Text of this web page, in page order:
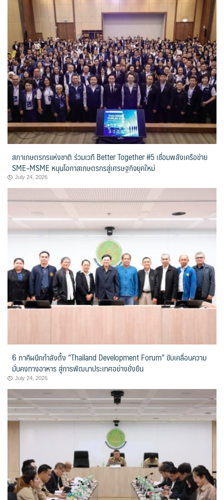
สภาเกษตรกรแห่งชาติ ร่วมเวที Better Together #5 เชื่อมพลังเครือข่าย
SME–MSME หนุนโอกาสเกษตรกรสู่เศรษฐกิจยุคใหม่
July 24, 2026
6 ภาคีผนึกกำลังตั้ง “Thailand Development Forum” ขับเคลื่อนความ
มั่นคงทางอาหาร สู่การพัฒนาประเทศอย่างยั่งยืน
July 24, 2026